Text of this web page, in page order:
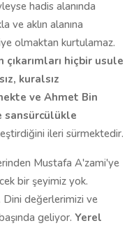
hadis alanında
ve aklın alanına
olmaktan kurtulamaz.
hiçbir usule
kuralsız
ve Ahmet Bin
sansürcülükle
ileri sürmektedir.
Mustafa A'zami'ye
bir şeyimiz yok.
Dini değerlerimizi ve
geliyor. Yerel